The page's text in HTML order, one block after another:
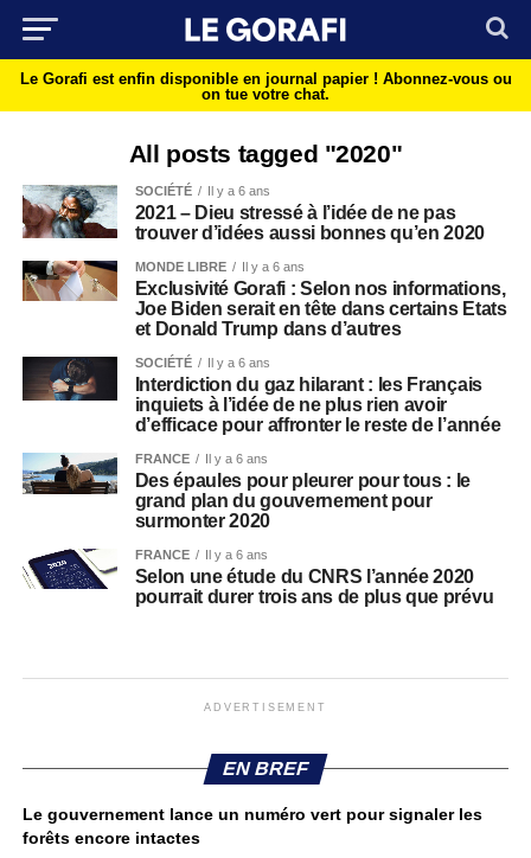
Le Gorafi est enfin disponible en journal papier ! Abonnez-vous ou
on tue votre chat.
All posts tagged "2020"
SOCIÉTÉ Il y a 6 ans
2021 – Dieu stressé à l’idée de ne pas
trouver d’idées aussi bonnes qu’en 2020
MONDE LIBRE Il y a 6 ans
Exclusivité Gorafi : Selon nos informations,
Joe Biden serait en tête dans certains Etats
et Donald Trump dans d’autres
SOCIÉTÉ Il y a 6 ans
Interdiction du gaz hilarant : les Français
inquiets à l’idée de ne plus rien avoir
d’efficace pour affronter le reste de l’année
FRANCE Il y a 6 ans
Des épaules pour pleurer pour tous : le
grand plan du gouvernement pour
surmonter 2020
FRANCE Il y a 6 ans
Selon une étude du CNRS l’année 2020
pourrait durer trois ans de plus que prévu
ADVERTISEMENT
EN BREF
Le gouvernement lance un numéro vert pour signaler les
forêts encore intactes